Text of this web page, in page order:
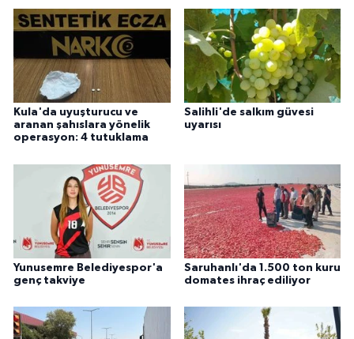
Kula'da uyuşturucu ve
aranan şahıslara yönelik
operasyon: 4 tutuklama
Salihli'de salkım güvesi
uyarısı
Yunusemre Belediyespor'a
genç takviye
Saruhanlı'da 1.500 ton kuru
domates ihraç ediliyor